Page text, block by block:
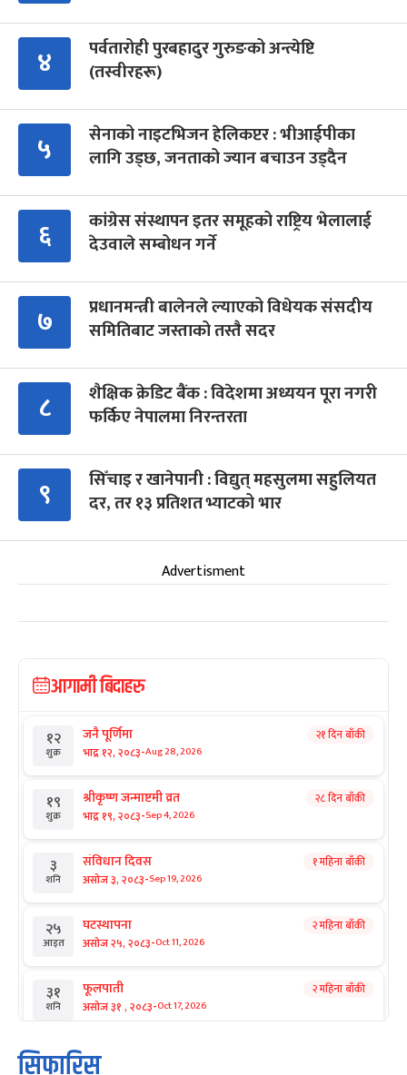
४
पर्वतारोही पुरबहादुर गुरुङको अन्त्येष्टि
(तस्वीरहरू)
५
सेनाको नाइटभिजन हेलिकप्टर : भीआईपीका
लागि उड्छ, जनताको ज्यान बचाउन उड्दैन
६
कांग्रेस संस्थापन इतर समूहको राष्ट्रिय भेलालाई
देउवाले सम्बोधन गर्ने
७
प्रधानमन्त्री बालेनले ल्याएको विधेयक संसदीय
समितिबाट जस्ताको तस्तै सदर
८
शैक्षिक क्रेडिट बैंक : विदेशमा अध्ययन पूरा नगरी
फर्किए नेपालमा निरन्तरता
९
सिँचाइ र खानेपानी : विद्युत् महसुलमा सहुलियत
दर, तर १३ प्रतिशत भ्याटको भार
Advertisment
आगामी बिदाहरु
१२
शुक्र
जनै पूर्णिमा
भाद्र १२, २०८३-Aug 28, 2026
२१ दिन बाँकी
१९
शुक्र
श्रीकृष्ण जन्माष्टमी व्रत
भाद्र १९, २०८३-Sep 4, 2026
२८ दिन बाँकी
३
शनि
संविधान दिवस
असोज ३, २०८३-Sep 19, 2026
१ महिना बाँकी
२५
आइत
घटस्थापना
असोज २५, २०८३-Oct 11, 2026
२ महिना बाँकी
३१
शनि
फूलपाती
असोज ३१ , २०८३-Oct 17, 2026
२ महिना बाँकी
१
आइत
कार्तिक सङ्क्रान्ति
कार्तिक १, २०८३
सिफारिस